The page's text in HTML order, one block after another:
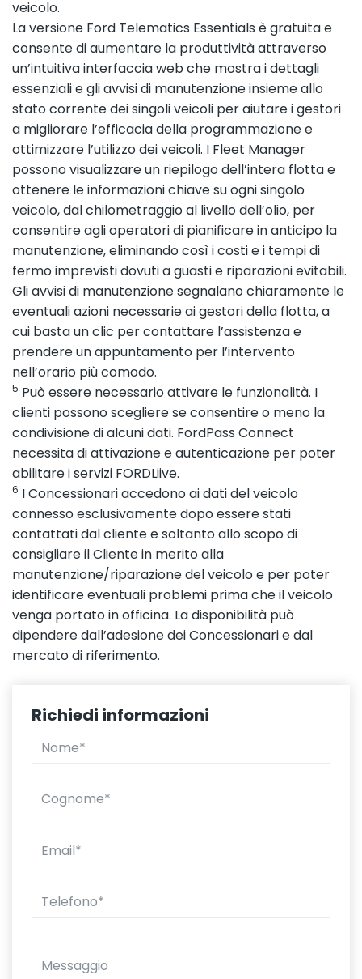
veicolo.
La versione Ford Telematics Essentials è gratuita e
consente di aumentare la produttività attraverso
un’intuitiva interfaccia web che mostra i dettagli
essenziali e gli avvisi di manutenzione insieme allo
stato corrente dei singoli veicoli per aiutare i gestori
a migliorare l’efficacia della programmazione e
ottimizzare l’utilizzo dei veicoli. I Fleet Manager
possono visualizzare un riepilogo dell’intera flotta e
ottenere le informazioni chiave su ogni singolo
veicolo, dal chilometraggio al livello dell’olio, per
consentire agli operatori di pianificare in anticipo la
manutenzione, eliminando così i costi e i tempi di
fermo imprevisti dovuti a guasti e riparazioni evitabili.
Gli avvisi di manutenzione segnalano chiaramente le
eventuali azioni necessarie ai gestori della flotta, a
cui basta un clic per contattare l’assistenza e
prendere un appuntamento per l’intervento
nell’orario più comodo.
5 Può essere necessario attivare le funzionalità. I
clienti possono scegliere se consentire o meno la
condivisione di alcuni dati. FordPass Connect
necessita di attivazione e autenticazione per poter
abilitare i servizi FORDLiive.
6 I Concessionari accedono ai dati del veicolo
connesso esclusivamente dopo essere stati
contattati dal cliente e soltanto allo scopo di
consigliare il Cliente in merito alla
manutenzione/riparazione del veicolo e per poter
identificare eventuali problemi prima che il veicolo
venga portato in officina. La disponibilità può
dipendere dall’adesione dei Concessionari e dal
mercato di riferimento.
Richiedi informazioni